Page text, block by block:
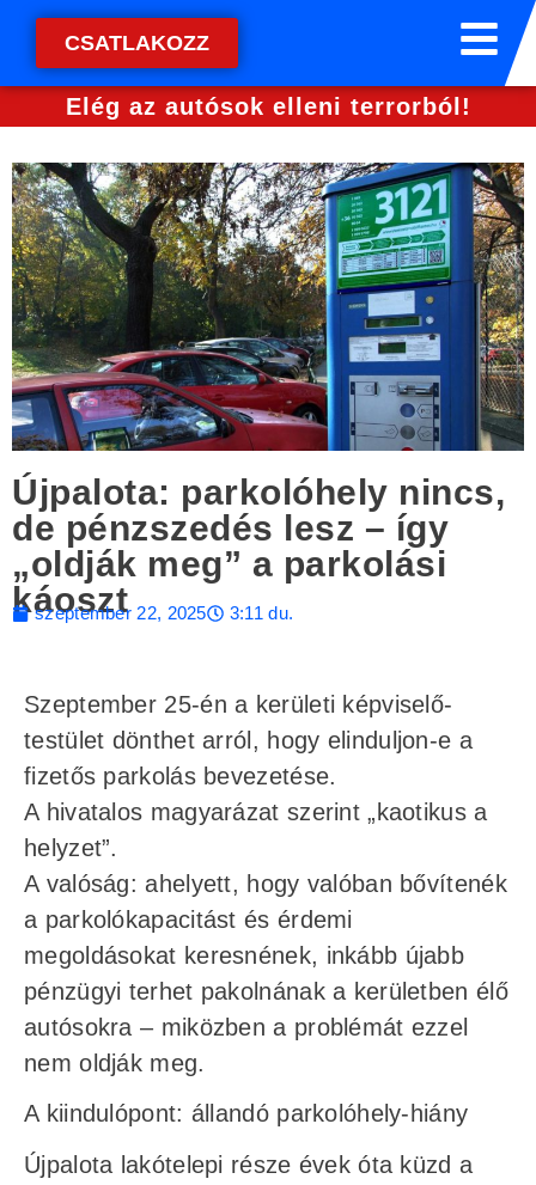
CSATLAKOZZ
Elég az autósok elleni terrorból!
Újpalota: parkolóhely nincs,
de pénzszedés lesz – így
„oldják meg” a parkolási
káoszt
szeptember 22, 2025 3:11 du.
Szeptember 25-én a kerületi képviselő-
testület dönthet arról, hogy elinduljon-e a
fizetős parkolás bevezetése.
A hivatalos magyarázat szerint „kaotikus a
helyzet”.
A valóság: ahelyett, hogy valóban bővítenék
a parkolókapacitást és érdemi
megoldásokat keresnének, inkább újabb
pénzügyi terhet pakolnának a kerületben élő
autósokra – miközben a problémát ezzel
nem oldják meg.
A kiindulópont: állandó parkolóhely-hiány
Újpalota lakótelepi része évek óta küzd a